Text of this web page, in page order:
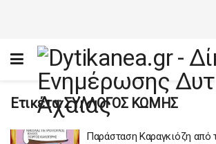
Ετικέτα:ΣΥΛΛΟΓΟΣ ΚΩΜΗΣ
Παράσταση Καραγκιόζη από